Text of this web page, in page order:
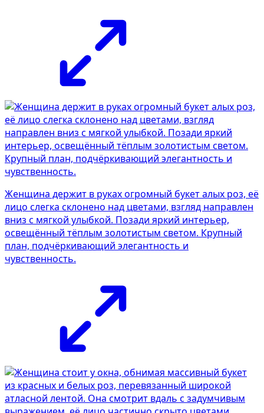
Женщина держит в руках огромный букет алых роз, её
лицо слегка склонено над цветами, взгляд направлен
вниз с мягкой улыбкой. Позади яркий интерьер,
освещённый тёплым золотистым светом. Крупный
план, подчёркивающий элегантность и
чувственность.